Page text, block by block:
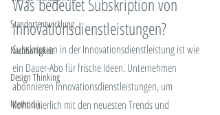
Standortentwicklung
Nachhaltigkeit
Design Thinking
Methodik
Innovationsdienstleistungen?
Subskription in der Innovationsdienstleistung ist wie
ein Dauer-Abo für frische Ideen. Unternehmen
abonnieren Innovationsdienstleistungen, um
kontinuierlich mit den neuesten Trends und